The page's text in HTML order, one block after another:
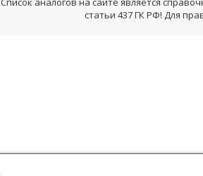
статьи 437 ГК РФ! Для